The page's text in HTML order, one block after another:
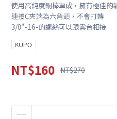
使用高純度銅棒車成，擁有極佳的
連接C夾端為六角頭，不會打轉
3/8"-16-的螺絲可以跟雲台相接
KUPO
NT$160 NT$270